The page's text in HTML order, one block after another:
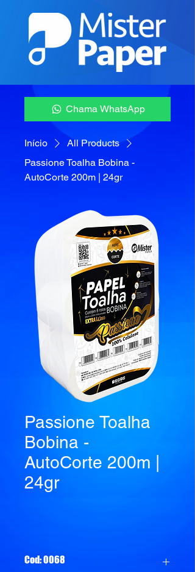
Chama WhatsApp
Início
All Products
Passione Toalha Bobina -
AutoCorte 200m | 24gr
Passione Toalha
Bobina -
AutoCorte 200m |
24gr
Cod: 0068